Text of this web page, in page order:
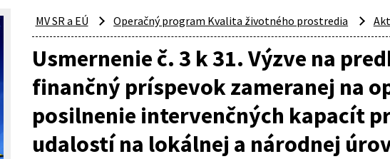
MV SR a EÚ Operačný program Kvalita životného prostredia
Usmernenie č. 3 k 31. Výzve na
finančný príspevok zameranej na
posilnenie intervenčných kapacít
udalostí na lokálnej a národnej